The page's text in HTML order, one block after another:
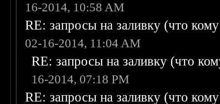
16-2014, 10:58 AM
RE: запросы на заливку (что
02-16-2014, 11:04 AM
RE: запросы на заливку (что
16-2014, 07:18 PM
RE: запросы на заливку (что